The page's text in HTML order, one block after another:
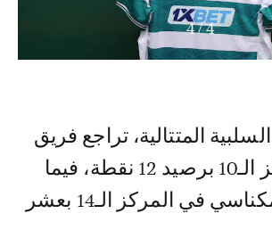
4
/
4
المتتالية، تراجع فريق
الرجاء، للمركز الـ10 برصيد 12 نقطة، فيما
ظل النادي المكناسي في المركز الـ14 بعشر